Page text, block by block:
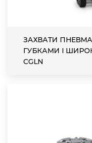
ЗАХВАТИ
ГУБКАМИ І
CGLN